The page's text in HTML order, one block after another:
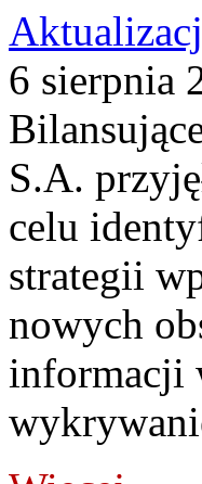
6 sierpnia
S.A.
celu
strategii
nowych
informacji